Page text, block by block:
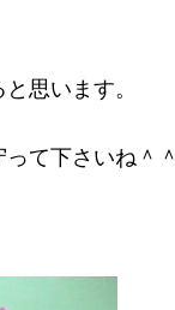
思います。
て下さいね＾＾